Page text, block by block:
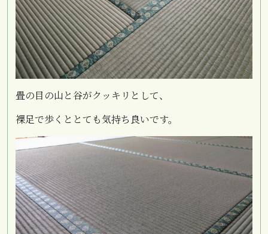
畳の目の山と谷がクッキリとして、
裸足で歩くととても気持ち良いです。